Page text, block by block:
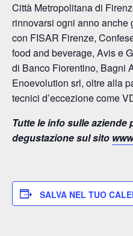
Città Metropolitana di
rinnovarsi ogni anno
con FISAR Firenze,
food and beverage, Avis e
di Banco Fiorentino, Bagni
Enoevolution srl, oltre alla
tecnici d’eccezione come
Tutte le info sulle aziende
degustazione sul sito
SALVA NEL TUO